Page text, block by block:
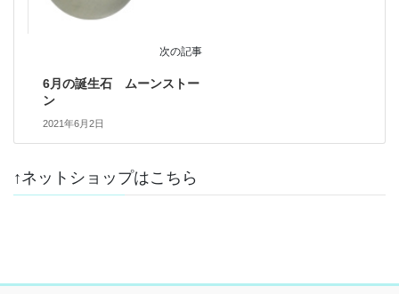
次の記事
6月の誕生石 ムーンストー
ン
2021年6月2日
↑ネットショップはこちら